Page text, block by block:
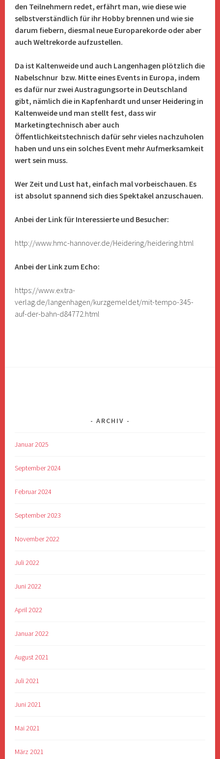
den Teilnehmern redet, erfährt man, wie diese wie
selbstverständlich für ihr Hobby brennen und wie sie
darum fiebern, diesmal neue Europarekorde oder aber
auch Weltrekorde aufzustellen.
Da ist Kaltenweide und auch Langenhagen plötzlich die
Nabelschnur bzw. Mitte eines Events in Europa, indem
es dafür nur zwei Austragungsorte in Deutschland
gibt, nämlich die in Kapfenhardt und unser Heidering in
Kaltenweide und man stellt fest, dass wir
Marketingtechnisch aber auch
Öffentlichkeitstechnisch dafür sehr vieles nachzuholen
haben und uns ein solches Event mehr Aufmerksamkeit
wert sein muss.
Wer Zeit und Lust hat, einfach mal vorbeischauen. Es
ist absolut spannend sich dies Spektakel anzuschauen.
Anbei der Link für Interessierte und Besucher:
http://www.hmc-hannover.de/Heidering/heidering.html
Anbei der Link zum Echo:
https://www.extra-
verlag.de/langenhagen/kurzgemeldet/mit-tempo-345-
auf-der-bahn-d84772.html
ARCHIV
Januar 2025
September 2024
Februar 2024
September 2023
November 2022
Juli 2022
Juni 2022
April 2022
Januar 2022
August 2021
Juli 2021
Juni 2021
Mai 2021
März 2021